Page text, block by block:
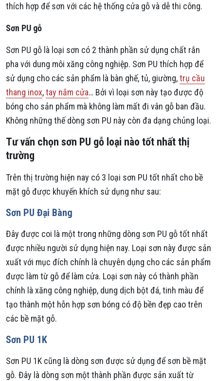
thích hợp để sơn với các hệ thống cửa gỗ và dễ thi công.
Sơn PU gỗ
Sơn PU gỗ là loại sơn có 2 thành phần sử dụng chất rắn
pha với dung môi xăng công nghiệp. Sơn PU thích hợp để
sử dụng cho các sản phẩm là bàn ghế, tủ, giường,trụ cầu
thang inox,tay nắm cửa… Bởi vì loại sơn này tạo được độ
bóng cho sản phẩm mà không làm mất đi vân gỗ ban đầu.
Không những thế dòng sơn PU này còn đa dạng chủng loại.
Tư vấn chọn sơn PU gỗ loại nào tốt nhất thị
trường
Trên thị trường hiện nay có 3 loại sơn PU tốt nhất cho bề
mặt gỗ được khuyến khích sử dụng như sau:
Sơn PU Đại Bàng
Đây được coi là một trong những dòng sơn PU gỗ tốt nhất
được nhiều người sử dụng hiện nay. Loại sơn này được sản
xuất với mục đích chính là chuyên dụng cho các sản phẩm
được làm từ gỗ để làm cửa. Loại sơn này có thành phần
chính là xăng công nghiệp, dung dịch bột đá, tinh màu để
tạo thành một hỗn hợp sơn bóng có độ bền đẹp cao trên
các bề mặt gỗ.
Sơn PU 1K
Sơn PU 1K cũng là dòng sơn được sử dụng để sơn bề mặt
gỗ. Đây là dòng sơn một thành phần được sản xuất từ